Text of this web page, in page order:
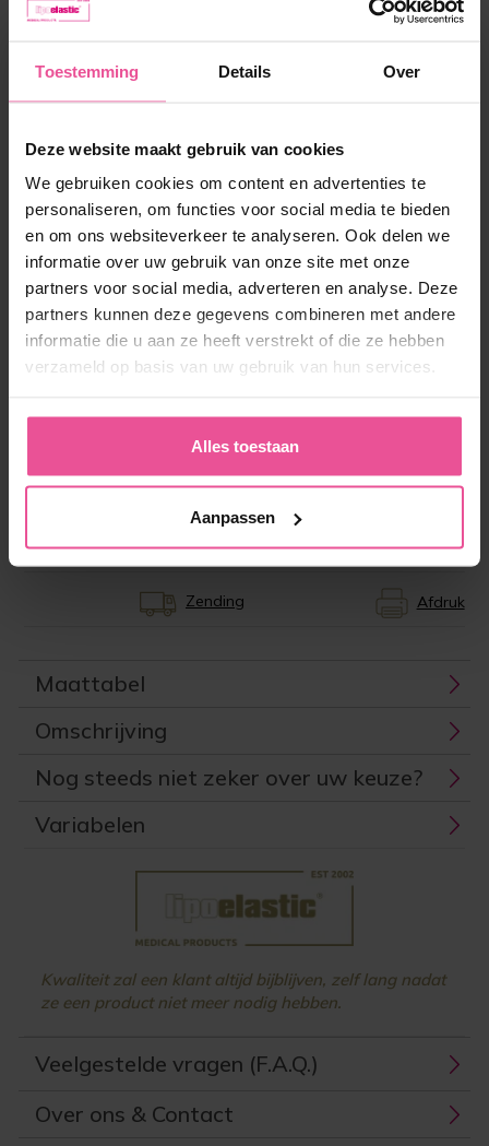
Toestemming Details Over
Deze website maakt gebruik van cookies
We gebruiken cookies om content en advertenties te
personaliseren, om functies voor social media te bieden
en om ons websiteverkeer te analyseren. Ook delen we
informatie over uw gebruik van onze site met onze
partners voor social media, adverteren en analyse. Deze
partners kunnen deze gegevens combineren met andere
informatie die u aan ze heeft verstrekt of die ze hebben
verzameld op basis van uw gebruik van hun services.
Alles toestaan
Aanpassen
‘Ik ben erg blij met de drukpakken van
LIPOELASTIC. Het materiaal voelt erg fijn aan,
is snel, nooit een lege kast.’
LIPO-KP16F03X
Producent:LIPOELASTIC
Zending Afdruk
Maattabel
Omschrijving
Nog steeds niet zeker over uw keuze?
Variabelen
Kwaliteit zal een klant altijd bijblijven, zelf lang nadat
ze een product niet meer nodig hebben.
Veelgestelde vragen (F.A.Q.)
Over ons & Contact